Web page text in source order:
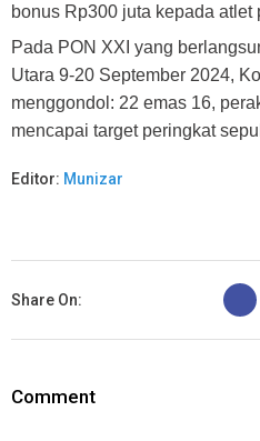
bonus Rp300 juta kepada atlet
Pada PON XXI yang
Utara 9-20 September 2024,
menggondol: 22 emas 16,
mencapai target peringkat
Editor: Munizar
Share On:
B
Comment